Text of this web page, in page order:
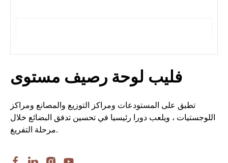
فليب لوحة رصيف مستوى
تطبق على المستودعات ومراكز التوزيع والمصانع ومراكز
اللوجستيات ، ويلعب دورا رئيسيا في تحسين تدفق البضائع خلال
مرحلة التفريغ.